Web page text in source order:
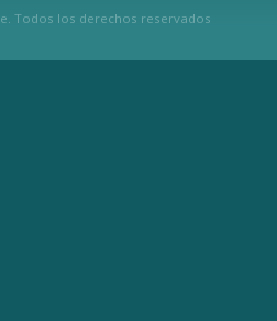
Todos los derechos reservados